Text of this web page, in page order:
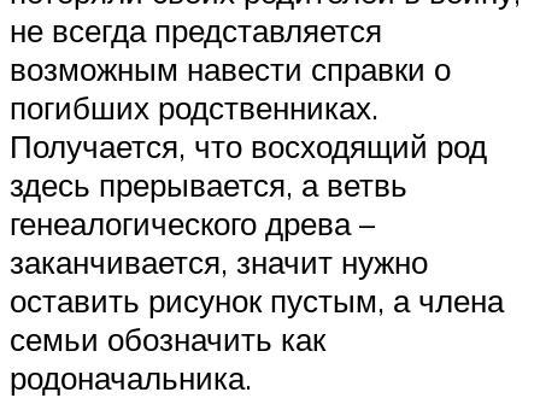
не всегда представляется
возможным навести справки о
погибших родственниках.
Получается, что восходящий род
здесь прерывается, а ветвь
генеалогического древа –
заканчивается, значит нужно
оставить рисунок пустым, а члена
семьи обозначить как
родоначальника.